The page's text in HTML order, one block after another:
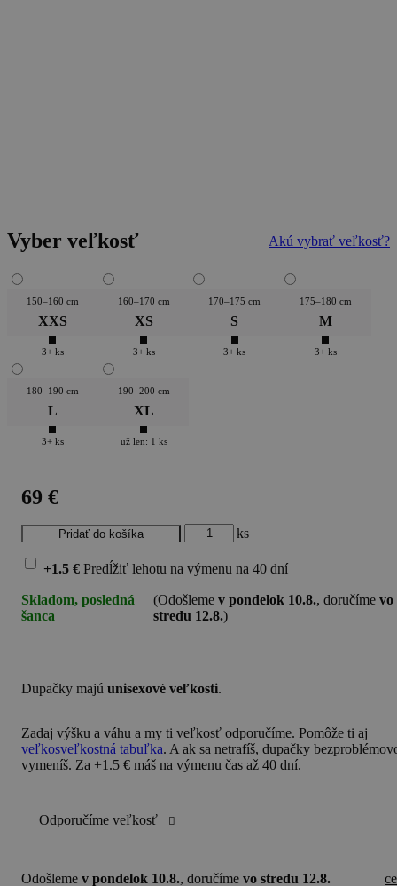
Vyber veľkosť Akú vybrať veľkosť?
150–160 cm
XXS
3+ ks
160–170 cm
XS
3+ ks
170–175 cm
S
3+ ks
175–180 cm
M
3+ ks
180–190 cm
L
3+ ks
190–200 cm
XL
už len: 1 ks
69 €
ks
+1.5 € Predĺžiť lehotu na výmenu na 40 dní
Skladom, posledná
šanca
(Odošlemev pondelok 10.8., doručímevo
stredu 12.8.)
Dupačky majú unisexové veľkosti.
Zadaj výšku a váhu a my ti veľkosť odporučíme. Pomôže ti aj
veľkosveľkostná tabuľka. A ak sa netrafíš, dupačky
vymeníš. Za +1.5 € máš na výmenu čas až 40 dní.
Odporučíme veľkosť
Odošleme v pondelok 10.8., doručíme vo stredu 12.8.